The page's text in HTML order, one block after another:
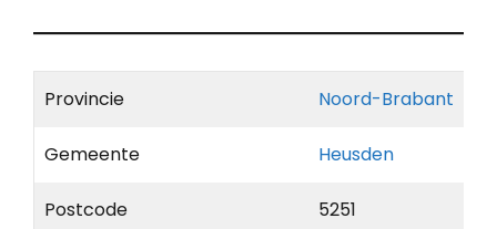
Provincie Noord-Brabant
Gemeente Heusden
Postcode 5251